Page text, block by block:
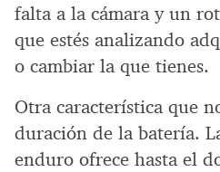
falta a la cámara y un
que estés analizando
o cambiar la que tienes.
Otra característica que
duración de la batería.
enduro ofrece hasta el